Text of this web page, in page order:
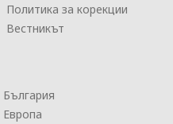
Политика за корекции
Вестникът
България
Европа